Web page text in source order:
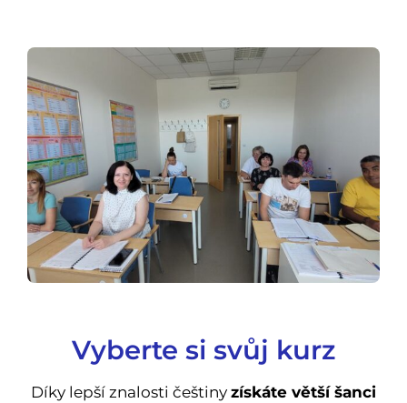
Vyberte si svůj kurz
Díky lepší znalosti češtiny získáte větší šanci